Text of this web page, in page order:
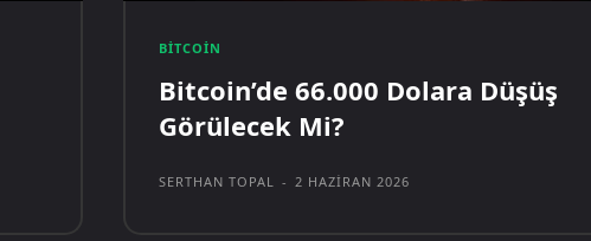
BITCOIN
Bitcoin’de 66.000 Dolara Düşüş
Görülecek Mi?
SERTHAN TOPAL - 2 HAZIRAN 2026